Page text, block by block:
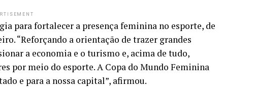
para fortalecer a presença feminina no esporte, de
“Reforçando a orientação de trazer grandes
a economia e o turismo e, acima de tudo,
por meio do esporte. A Copa do Mundo Feminina
e para a nossa capital”, afirmou.